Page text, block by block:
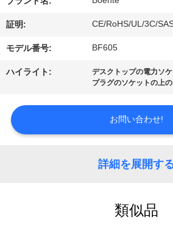
て
工
旅
証明: CE/RoHS/UL/3C/
モデル番号: BF605
ハイライト: デスクトップの電力ソケ
プラグのソケットの上
お問い合わせ!
詳細を展開す
類似品